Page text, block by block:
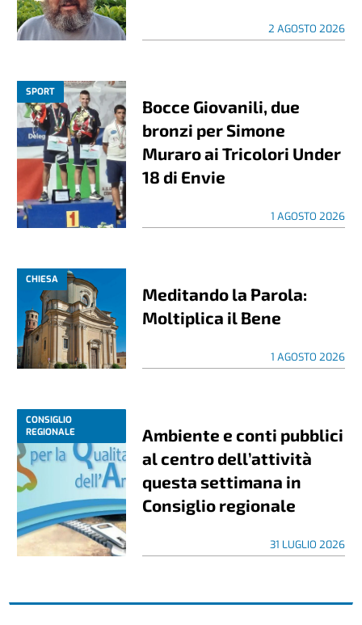
2 AGOSTO 2026
SPORT
Bocce Giovanili, due
bronzi per Simone
Muraro ai Tricolori Under
18 di Envie
1 AGOSTO 2026
CHIESA
Meditando la Parola:
Moltiplica il Bene
1 AGOSTO 2026
CONSIGLIO
REGIONALE
Ambiente e conti pubblici
al centro dell’attività
questa settimana in
Consiglio regionale
31 LUGLIO 2026